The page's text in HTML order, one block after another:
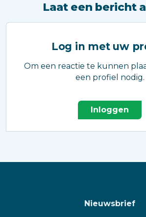
Laat een bericht
Log in met uw
Om een reactie te kunnen
een profiel nodig.
Inloggen
Nieuwsbrief